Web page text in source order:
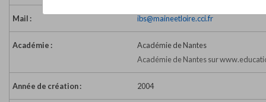
Mail : ibs@maineetloire.cci.fr
Académie :
Académie de Nantes
Académie de Nantes sur
Année de création : 2004